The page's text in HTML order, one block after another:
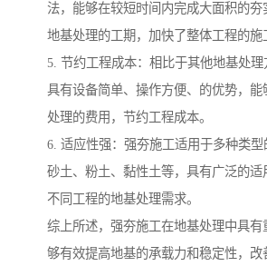
法，能够在较短时间内完成大面积的夯
地基处理的工期，加快了整体工程的施
5. 节约工程成本：相比于其他地基处
具有设备简单、操作方便、的优势，能
处理的费用，节约工程成本。
6. 适应性强：强夯施工适用于多种类
砂土、粉土、黏性土等，具有广泛的适
不同工程的地基处理需求。
综上所述，强夯施工在地基处理中具有
够有效提高地基的承载力和稳定性，改